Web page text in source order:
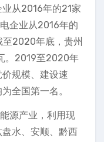
从2016年的21家
企业从2016年的
2020年底，贵州
。2019至2020年
价规模、建设速
全国第一名。
源产业，利用现
水、安顺、黔西